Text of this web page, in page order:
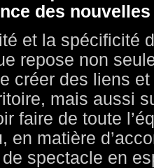
des
et la spécificité
repose non
créer des liens
mais aussi
faire de toute
en matière
de spectacle en